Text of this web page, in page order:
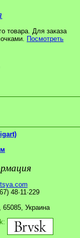
товара. Для заказа
Посмотреть
48·11·229
Украина